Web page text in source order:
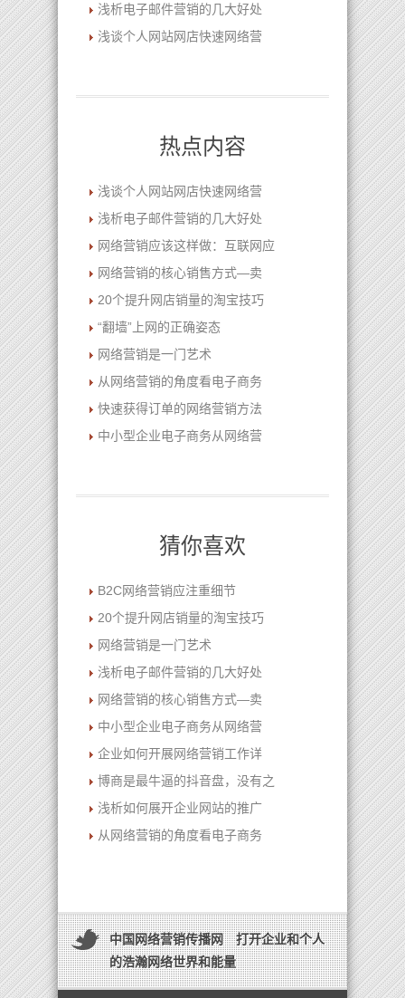
浅析电子邮件营销的几大好处
浅谈个人网站网店快速网络营
热点内容
浅谈个人网站网店快速网络营
浅析电子邮件营销的几大好处
网络营销应该这样做：互联网应
网络营销的核心销售方式—卖
20个提升网店销量的淘宝技巧
“翻墙”上网的正确姿态
网络营销是一门艺术
从网络营销的角度看电子商务
快速获得订单的网络营销方法
中小型企业电子商务从网络营
猜你喜欢
B2C网络营销应注重细节
20个提升网店销量的淘宝技巧
网络营销是一门艺术
浅析电子邮件营销的几大好处
网络营销的核心销售方式—卖
中小型企业电子商务从网络营
企业如何开展网络营销工作详
博商是最牛逼的抖音盘，没有之
浅析如何展开企业网站的推广
从网络营销的角度看电子商务
中国网络营销传播网 打开企业和个人
的浩瀚网络世界和能量